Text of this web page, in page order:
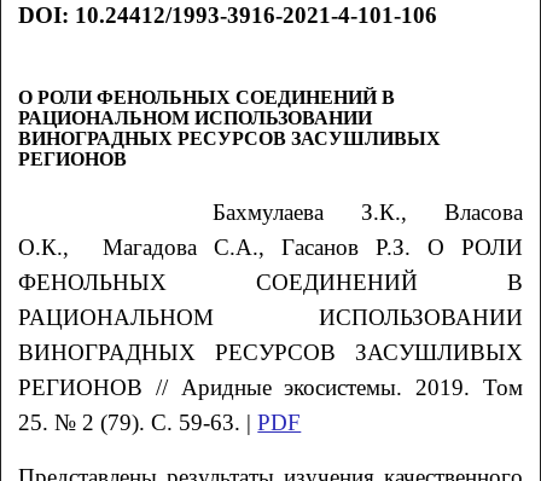
DOI: 10.24412/1993-3916-2021-4-101-106
О РОЛИ ФЕНОЛЬНЫХ СОЕДИНЕНИЙ В
РАЦИОНАЛЬНОМ ИСПОЛЬЗОВАНИИ
ВИНОГРАДНЫХ РЕСУРСОВ ЗАСУШЛИВЫХ
РЕГИОНОВ
Бахмулаева З.К., Власова
О.К., МагадоваС.А., Гасанов Р.З. О РОЛИ
ФЕНОЛЬНЫХ СОЕДИНЕНИЙ В
РАЦИОНАЛЬНОМ ИСПОЛЬЗОВАНИИ
ВИНОГРАДНЫХ РЕСУРСОВ ЗАСУШЛИВЫХ
РЕГИОНОВ // Аридные экосистемы. 2019. Том
25. № 2 (79). С. 59-63. |PDF